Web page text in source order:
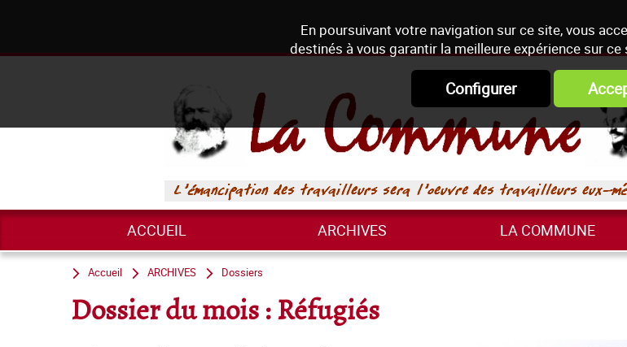
En poursuivant votre navigation sur ce site, vous
destinés à vous garantir la meilleure expérience sur
Configurer
ACCUEIL ARCHIVES LA COMMUNE
Accueil ARCHIVES Dossiers
Dossier du mois : Réfugiés